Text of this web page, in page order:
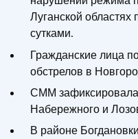
Луганской
сутками.
Гражданские лица
обстрелов в
СММ зафиксировала
Набережного и
В районе